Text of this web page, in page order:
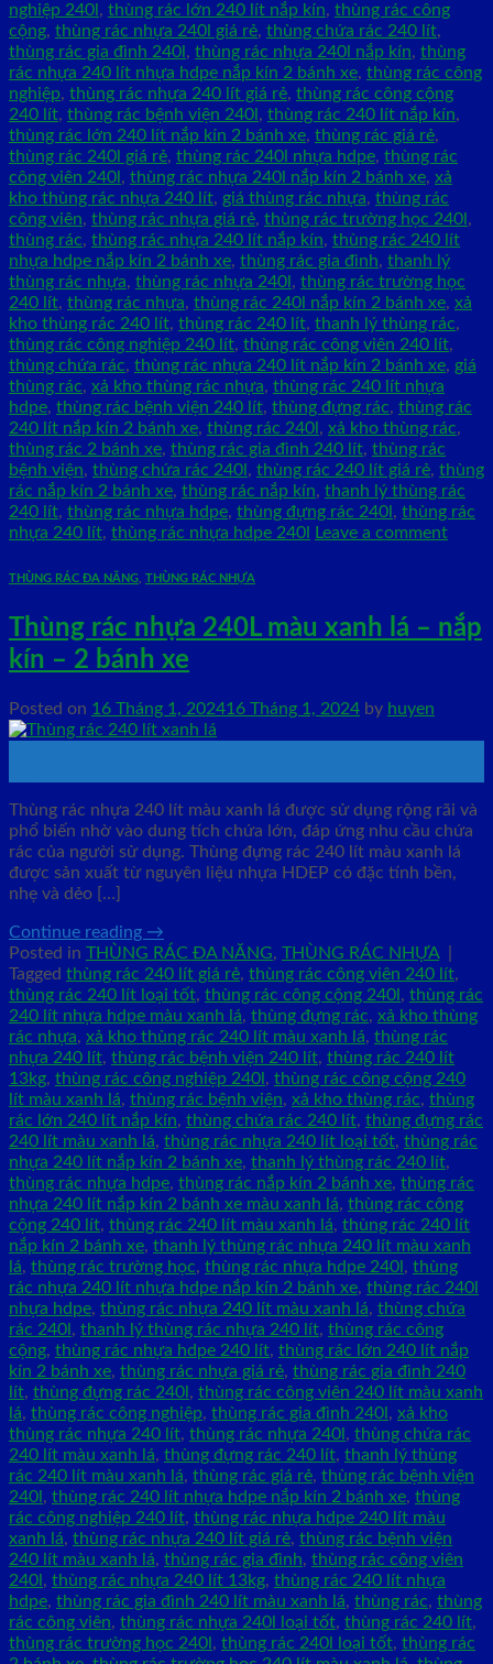
nghiệp 240l , thùng rác lớn 240 lít nắp kín, thùng rác công
cộng, thùng rác nhựa 240l giá rẻ, thùng chứa rác 240 lít,
thùng rác gia đình 240l , thùng rác nhựa 240l nắp kín, thùng
rác nhựa 240 lít nhựa hdpe nắp kín 2 bánh xe, thùng rác công
nghiệp, thùng rác nhựa 240 lít giá rẻ, thùng rác công cộng
240 lít, thùng rác bệnh viện 240l , thùng rác 240 lít nắp kín,
thùng rác lớn 240 lít nắp kín 2 bánh xe, thùng rác giá rẻ,
thùng rác 240l giá rẻ, thùng rác 240l nhựa hdpe, thùng rác
công viên 240l , thùng rác nhựa 240l nắp kín 2 bánh xe, xả
kho thùng rác nhựa 240 lít, giá thùng rác nhựa, thùng rác
công viên, thùng rác nhựa giá rẻ, thùng rác trường học 240l ,
thùng rác, thùng rác nhựa 240 lít nắp kín, thùng rác 240 lít
nhựa hdpe nắp kín 2 bánh xe, thùng rác gia đình, thanh lý
thùng rác nhựa, thùng rác nhựa 240l , thùng rác trường học
240 lít, thùng rác nhựa, thùng rác 240l nắp kín 2 bánh xe, xả
kho thùng rác 240 lít, thùng rác 240 lít, thanh lý thùng rác,
thùng rác công nghiệp 240 lít, thùng rác công viên 240 lít,
thùng chứa rác, thùng rác nhựa 240 lít nắp kín 2 bánh xe, giá
thùng rác, xả kho thùng rác nhựa, thùng rác 240 lít nhựa
hdpe, thùng rác bệnh viện 240 lít, thùng đựng rác, thùng rác
240 lít nắp kín 2 bánh xe, thùng rác 240l , xả kho thùng rác,
thùng rác 2 bánh xe, thùng rác gia đình 240 lít, thùng rác
bệnh viện, thùng chứa rác 240l , thùng rác 240 lít giá rẻ, thùng
rác nắp kín 2 bánh xe, thùng rác nắp kín, thanh lý thùng rác
240 lít, thùng rác nhựa hdpe, thùng đựng rác 240l , thùng rác
nhựa 240 lít, thùng rác nhựa hdpe 240l Leave a comment
THÙNG RÁC ĐA NĂNG THÙNG RÁC NHỰA
Thùng rác nhựa 240L màu xanh lá – nắp
kín – 2 bánh xe
Posted on 16 Tháng 1, 202416 Tháng 1, 2024 by huyen
Thùng rác nhựa 240 lít màu xanh lá được sử dụng rộng rãi và
phổ biến nhờ vào dung tích chứa lớn, đáp ứng nhu cầu chứa
rác của người sử dụng. Thùng đựng rác 240 lít màu xanh lá
được sản xuất từ nguyên liệu nhựa HDEP có đặc tính bền,
nhẹ và dẻo […]
Continue reading →
Posted in THÙNG RÁC ĐA NĂNG, THÙNG RÁC NHỰA
Tagged thùng rác 240 lít giá rẻ, thùng rác công viên 240 lít,
thùng rác 240 lít loại tốt, thùng rác công cộng 240l , thùng rác
240 lít nhựa hdpe màu xanh lá, thùng đựng rác, xả kho thùng
rác nhựa, xả kho thùng rác 240 lít màu xanh lá, thùng rác
nhựa 240 lít, thùng rác bệnh viện 240 lít, thùng rác 240 lít
13kg, thùng rác công nghiệp 240l , thùng rác công cộng 240
lít màu xanh lá, thùng rác bệnh viện, xả kho thùng rác, thùng
rác lớn 240 lít nắp kín, thùng chứa rác 240 lít, thùng đựng rác
240 lít màu xanh lá, thùng rác nhựa 240 lít loại tốt, thùng rác
nhựa 240 lít nắp kín 2 bánh xe, thanh lý thùng rác 240 lít,
thùng rác nhựa hdpe, thùng rác nắp kín 2 bánh xe, thùng rác
nhựa 240 lít nắp kín 2 bánh xe màu xanh lá, thùng rác công
cộng 240 lít, thùng rác 240 lít màu xanh lá, thùng rác 240 lít
nắp kín 2 bánh xe, thanh lý thùng rác nhựa 240 lít màu xanh
lá, thùng rác trường học, thùng rác nhựa hdpe 240l , thùng
rác nhựa 240 lít nhựa hdpe nắp kín 2 bánh xe, thùng rác 240l
nhựa hdpe, thùng rác nhựa 240 lít màu xanh lá, thùng chứa
rác 240l , thanh lý thùng rác nhựa 240 lít, thùng rác công
cộng, thùng rác nhựa hdpe 240 lít, thùng rác lớn 240 lít nắp
kín 2 bánh xe, thùng rác nhựa giá rẻ, thùng rác gia đình 240
lít, thùng đựng rác 240l , thùng rác công viên 240 lít màu xanh
lá, thùng rác công nghiệp, thùng rác gia đình 240l , xả kho
thùng rác nhựa 240 lít, thùng rác nhựa 240l , thùng chứa rác
240 lít màu xanh lá, thùng đựng rác 240 lít, thanh lý thùng
rác 240 lít màu xanh lá, thùng rác giá rẻ, thùng rác bệnh viện
240l , thùng rác 240 lít nhựa hdpe nắp kín 2 bánh xe, thùng
rác công nghiệp 240 lít, thùng rác nhựa hdpe 240 lít màu
xanh lá, thùng rác nhựa 240 lít giá rẻ, thùng rác bệnh viện
240 lít màu xanh lá, thùng rác gia đình, thùng rác công viên
240l , thùng rác nhựa 240 lít 13kg, thùng rác 240 lít nhựa
hdpe, thùng rác gia đình 240 lít màu xanh lá, thùng rác, thùng
rác công viên, thùng rác nhựa 240l loại tốt, thùng rác 240 lít,
thùng rác trường học 240l , thùng rác 240l loại tốt, thùng rác